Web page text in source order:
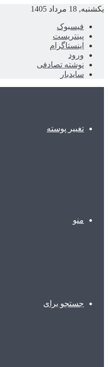
یکشنبه, 18 مرداد 1405
فیسبوک
پینتریست
اینستاگرام
ورود
نوشته تصادفی
سایدبار
تغییر پوسته
منو
جستجو برای